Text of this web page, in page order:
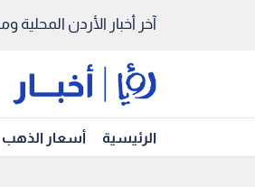
آخر أخبار الأردن المحلية
الرئيسية أسعار الذهب